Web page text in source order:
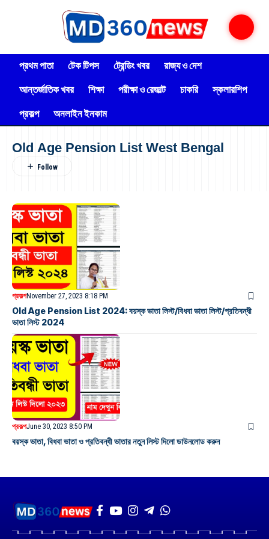
প্রথম পাতা টেক টিপস ট্রেন্ডিং খবর
রাজ্য ও দেশ
আন্তর্জাতিক খবর
শিক্ষা পরীক্ষা ও রেজাল্ট চাকরি
স্কলারশিপ
প্রকল্প
অনলাইন ইনকাম
Old Age Pension List West Bengal
প্রকল্পNovember 27, 2023 8:18 PM
Old Age Pension List 2024: বয়স্ক ভাতা লিস্ট/বিধবা ভাতা লিস্ট/প্রতিবন্ধী
ভাতা লিস্ট 2024
প্রকল্পJune 30, 2023 8:50 PM
বয়স্ক ভাতা, বিধবা ভাতা ও প্রতিবন্ধী ভাতার নতুন লিস্ট দিলো ডাউনলোড করুন